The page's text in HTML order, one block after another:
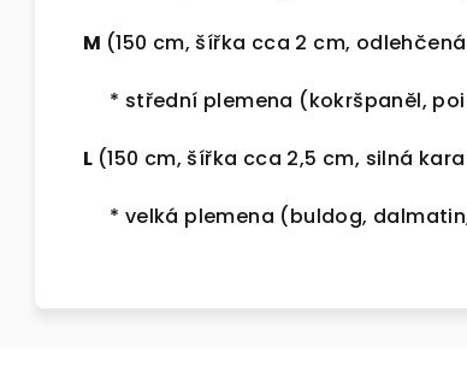
M (150 cm, šířka cca 2 cm,
* střední plemena (kokršpaněl,
L (150 cm, šířka cca 2,5 cm, silná
* velká plemena (buldog,